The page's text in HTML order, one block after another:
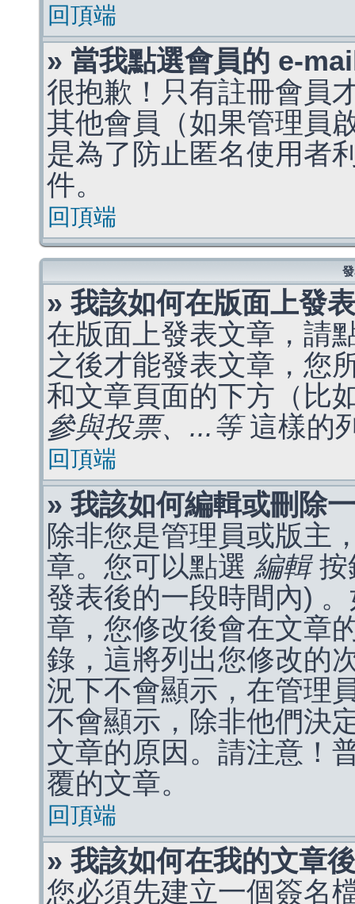
回頂端
» 當我點選會員的 e-
很抱歉！只有註冊會員
其他會員（如果管理員
是為了防止匿名使用者
件。
回頂端
» 我該如何在版面上發
在版面上發表文章，請
之後才能發表文章，您
和文章頁面的下方（比
參與投票、...等這樣的
回頂端
» 我該如何編輯或刪除
除非您是管理員或版主
章。您可以點選 編輯按
發表後的一段時間內)
章，您修改後會在文章
錄，這將列出您修改的
況下不會顯示，在管理
不會顯示，除非他們決
文章的原因。請注意！
覆的文章。
回頂端
» 我該如何在我的文章
您必須先建立一個簽名